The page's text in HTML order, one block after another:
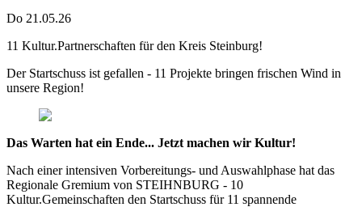
Do 21.05.26
11 Kultur.Partnerschaften für den Kreis Steinburg!
Der Startschuss ist gefallen - 11 Projekte bringen frischen Wind in
unsere Region!
Das Warten hat ein Ende... Jetzt machen wir Kultur!
Nach einer intensiven Vorbereitungs- und Auswahlphase hat das
Regionale Gremium von STEIHNBURG - 10
Kultur.Gemeinschaften den Startschuss für 11 spannende